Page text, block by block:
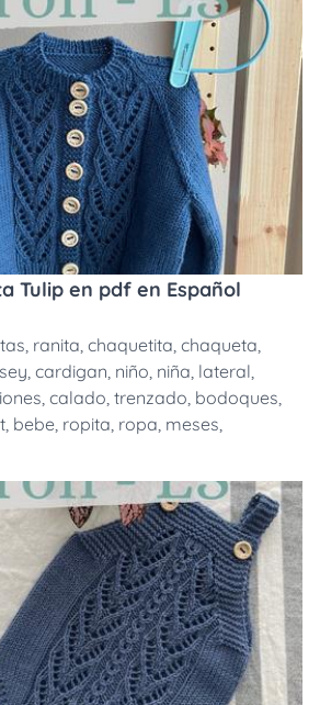
Tulip en pdf en Español
, ranita, chaquetita, chaqueta,
, cardigan, niño, niña, lateral,
, calado, trenzado, bodoques,
, bebe, ropita, ropa, meses,